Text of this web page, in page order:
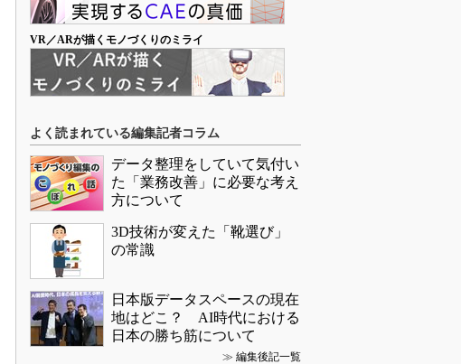
VR／ARが描くモノづくりのミライ
よく読まれている編集記者コラム
データ整理をしていて気付い
た「業務改善」に必要な考え
方について
3D技術が変えた「靴選び」
の常識
日本版データスペースの現在
地はどこ？ AI時代における
日本の勝ち筋について
≫ 編集後記一覧